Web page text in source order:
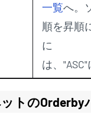
一覧へ。
順を昇順
に
は、"ASC"
トのOrderby